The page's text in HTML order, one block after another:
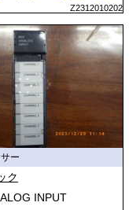
Z2312010202
ー
ク
INPUT